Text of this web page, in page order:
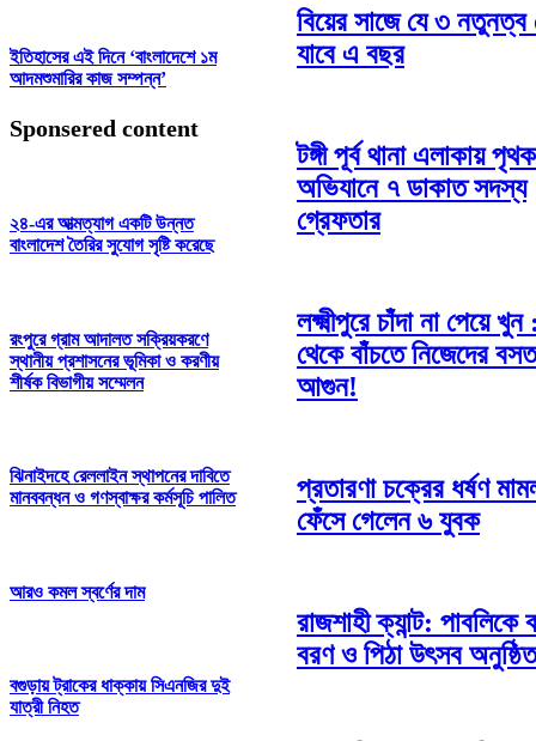
ইতিহাসের এই দিনে ‘বাংলাদেশে ১ম
আদমশুমারির কাজ সম্পন্ন’
Sponsered content
২৪-এর আত্মত্যাগ একটি উন্নত
বাংলাদেশ তৈরির সুযোগ সৃষ্টি করেছে
রংপুরে গ্রাম আদালত সক্রিয়করণে
স্থানীয় প্রশাসনের ভূমিকা ও করণীয়
শীর্ষক বিভাগীয় সম্মেলন
ঝিনাইদহে রেললাইন স্থাপনের দাবিতে
মানববন্ধন ও গণস্বাক্ষর কর্মসূচি পালিত
আরও কমল স্বর্ণের দাম
বগুড়ায় ট্রাকের ধাক্কায় সিএনজির দুই
যাত্রী নিহত
বিয়ের সাজে যে ৩ নতুনত্ব
যাবে এ বছর
টঙ্গী পূর্ব থানা এলাকায় পৃথক
অভিযানে ৭ ডাকাত সদস্য
গ্রেফতার
লক্ষ্মীপুরে চাঁদা না পেয়ে
থেকে বাঁচতে নিজেদের
আগুন!
প্রতারণা চক্রের ধর্ষণ
ফেঁসে গেলেন ৬ যুবক
রাজশাহী ক্যান্ট: পাবলিকে
বরণ ও পিঠা উৎসব অনুষ্ঠিত